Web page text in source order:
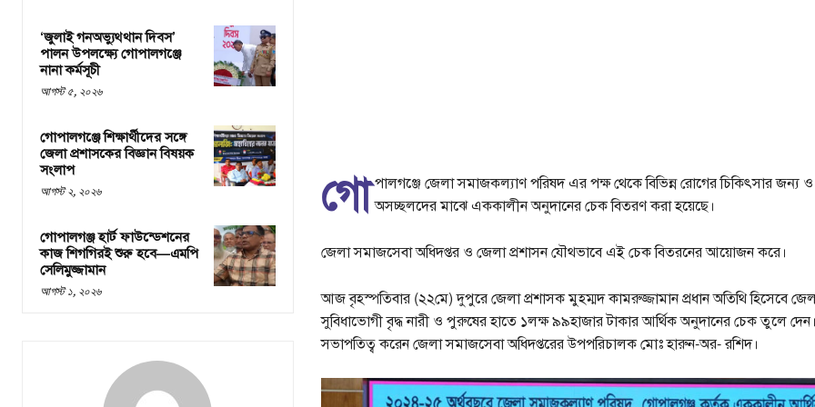
‘জুলাই গনঅভ্যুথ্থান দিবস’
পালন উপলক্ষ্যে গোপালগঞ্জে
নানা কর্মসূচী
আগস্ট ৫, ২০২৬
গোপালগঞ্জে শিক্ষার্থীদের সঙ্গে
জেলা প্রশাসকের বিজ্ঞান বিষয়ক
সংলাপ
আগস্ট ২, ২০২৬
গোপালগঞ্জ হার্ট ফাউন্ডেশনের
কাজ শিগগিরই শুরু হবে—এমপি
সেলিমুজ্জামান
আগস্ট ১, ২০২৬
গো পালগঞ্জে জেলা সমাজকল্যাণ পরিষদ এর পক্ষ থেকে বিভিন্ন রোগের চিকিৎসার জন্য
অসচ্ছলদের মাঝে এককালীন অনুদানের চেক বিতরণ করা হয়েছে।
জেলা সমাজসেবা অধিদপ্তর ও জেলা প্রশাসন যৌথভাবে এই চেক বিতরনের আয়োজন করে।
আজ বৃহস্পতিবার (২২মে) দুপুরে জেলা প্রশাসক মুহম্মদ কামরুজ্জামান প্রধান অতিথি হিসেবে
সুবিধাভোগী বৃদ্ধ নারী ও পুরুষের হাতে ১লক্ষ ৯৯হাজার টাকার আর্থিক অনুদানের চেক তুলে
সভাপতিত্ব করেন জেলা সমাজসেবা অধিদপ্তরের উপপরিচালক মোঃ হারুন-অর- রশিদ।